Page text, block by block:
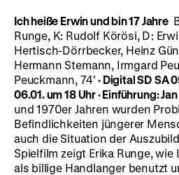
Ich heiße Erwin und bin 17 Jahre
Runge, K: Rudolf Körösi, D:
Hertisch-Dörrbecker, Heinz
Hermann Stemann, Irmgard
Peuckmann, 74’·Digital SD SA
06.01. um 18 Uhr·Einführung:
und 1970er Jahren wurden
Befindlichkeiten jüngerer
auch die Situation der
Spielfilm zeigt Erika Runge,
als billige Handlanger benutzt